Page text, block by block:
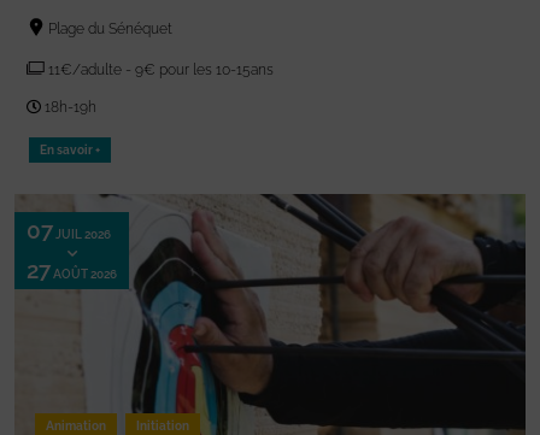
Plage du Sénéquet
11€/adulte - 9€ pour les 10-15ans
18h-19h
En savoir +
07 JUIL 2026
27 AOÛT 2026
Animation Initiation